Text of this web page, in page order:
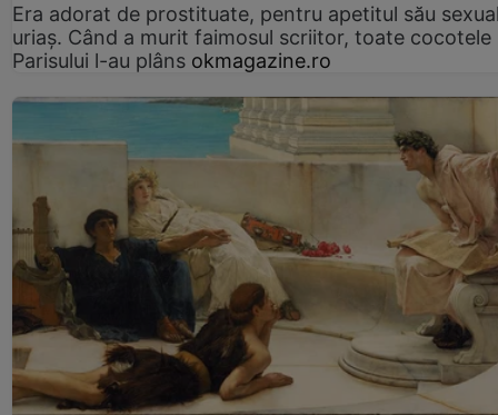
Era adorat de prostituate, pentru apetitul său
uriaș. Când a murit faimosul scriitor, toate cocotele
Parisului l-au plâns okmagazine.ro